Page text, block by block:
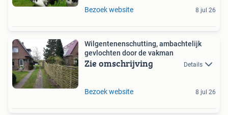
Bezoek website 8 jul 26
Wilgentenenschutting, ambachtelijk
gevlochten door de vakman
Zie omschrijving Details
Bezoek website 8 jul 26